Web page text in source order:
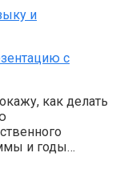
с
как делать
и годы…